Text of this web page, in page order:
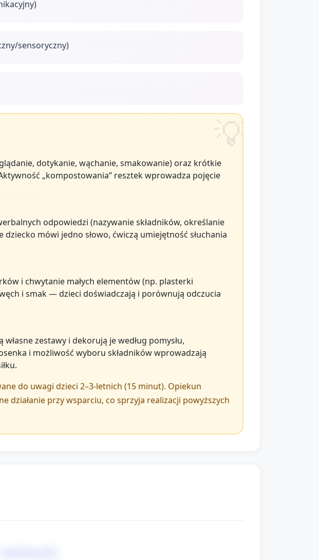
sensoryczny)
dotykanie, wąchanie, smakowanie) oraz krótkie
„kompostowania” resztek wprowadza pojęcie
odpowiedzi (nazywanie składników, określanie
mówi jedno słowo, ćwiczą umiejętność słuchania
i chwytanie małych elementów (np. plasterki
i smak — dzieci doświadczają i porównują odczucia
zestawy i dekorują je według pomysłu,
i możliwość wyboru składników wprowadzają
do uwagi dzieci 2–3‑letnich (15 minut). Opiekun
działanie przy wsparciu, co sprzyja realizacji powyższych